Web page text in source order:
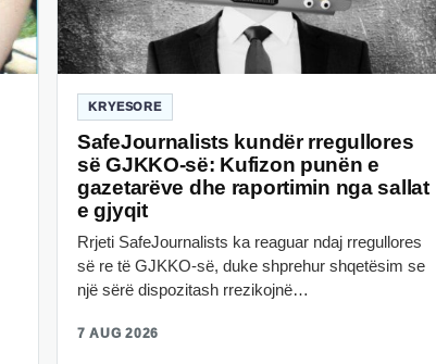
KRYESORE
SafeJournalists kundër rregullores
së GJKKO-së: Kufizon punën e
gazetarëve dhe raportimin nga sallat
e gjyqit
Rrjeti SafeJournalists ka reaguar ndaj rregullores
së re të GJKKO-së, duke shprehur shqetësim se
një sërë dispozitash rrezikojnë…
7 AUG 2026